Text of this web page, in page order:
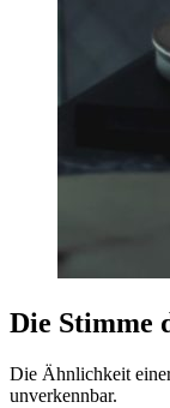
Die Stimme
Die Ähnlichkeit einer Baumscheibe mit einer Vinylplatte ist
unverkennbar.